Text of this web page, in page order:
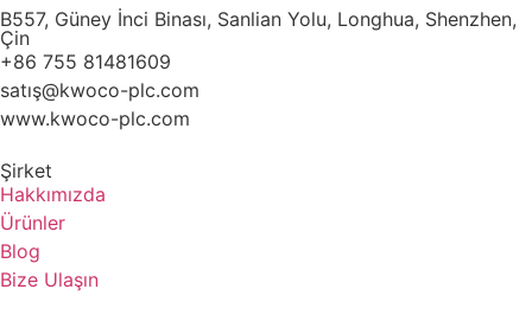
B557, Güney İnci Binası, Sanlian Yolu, Longhua, Shenzhen,
Çin
+86 755 81481609
satış@kwoco-plc.com
www.kwoco-plc.com
Şirket
Hakkımızda
Ürünler
Blog
Bize Ulaşın